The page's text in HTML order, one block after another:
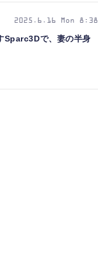
Sparc3Dで、妻の半身
2025.6.16 Mon 8:38